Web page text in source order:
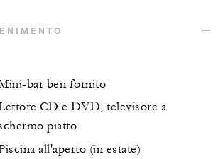
bar ben fornito
CD e DVD, televisore a
piatto
all'aperto (in estate)